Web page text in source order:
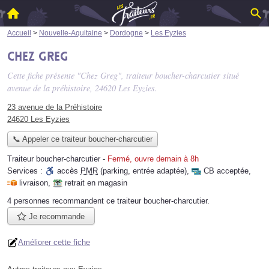
Accueil > Nouvelle-Aquitaine > Dordogne > Les Eyzies
Chez Greg
Cette fiche présente "Chez Greg", traiteur boucher-charcutier situé
avenue de la préhistoire, 24620 Les Eyzies.
23 avenue de la Préhistoire
24620 Les Eyzies
📞 Appeler ce traiteur boucher-charcutier
Traiteur boucher-charcutier - Fermé, ouvre demain à 8h
Services :
accès PMR (parking, entrée adaptée), CB acceptée,
livraison,
retrait en magasin
4 personnes recommandent ce traiteur boucher-charcutier.
Je recommande
Améliorer cette fiche